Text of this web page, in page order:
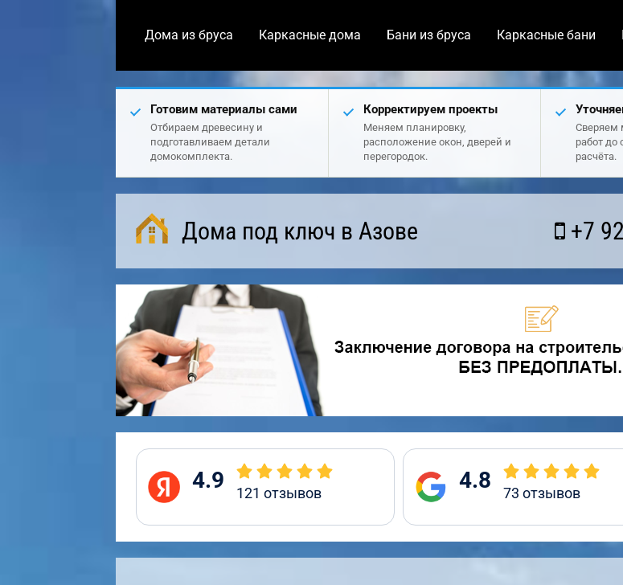
Дома из бруса Каркасные дома Бани из бруса Каркасные бани
Готовим материалы сами
Отбираем древесину и
подготавливаем детали
домокомплекта.
Корректируем проекты
Меняем планировку,
расположение окон, дверей и
перегородок.
Сверяем
работ до
расчёта.
Дома под ключ в Азове +7
4.9 121 отзывов 4.8 73 отзывов